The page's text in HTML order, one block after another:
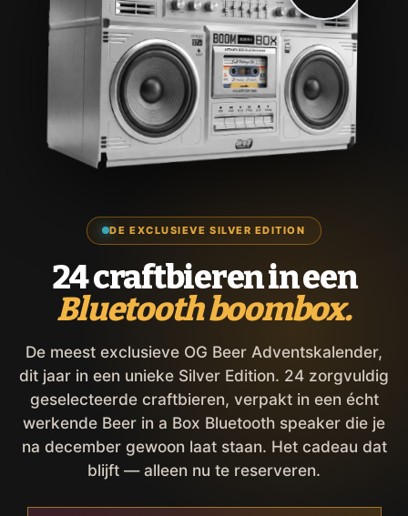
DE EXCLUSIEVE SILVER EDITION
24 craftbieren in een
Bluetooth boombox.
De meest exclusieve OG Beer Adventskalender,
dit jaar in een unieke Silver Edition. 24 zorgvuldig
geselecteerde craftbieren, verpakt in een écht
werkende Beer in a Box Bluetooth speaker die je
na december gewoon laat staan. Het cadeau dat
blijft — alleen nu te reserveren.